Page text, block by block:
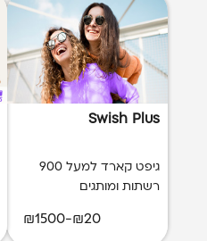
Swish Plus
גיפט קארד למעל 900
רשתות ומותגים
₪20-₪1500